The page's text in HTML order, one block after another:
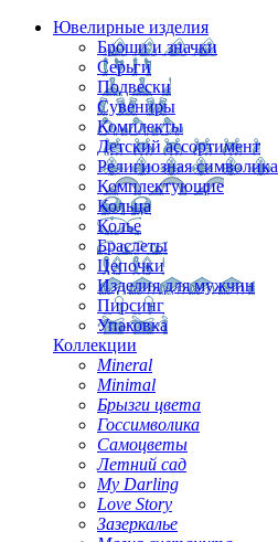
Ювелирные изделия
Броши и значки
Серьги
Подвески
Сувениры
Комплекты
Детский ассортимент
Религиозная символика
Комплектующие
Кольца
Колье
Браслеты
Цепочки
Изделия для мужчин
Пирсинг
Упаковка
Коллекции
Mineral
Minimal
Брызги цвета
Госсимволика
Самоцветы
Летний сад
My Darling
Love Story
Зазеркалье